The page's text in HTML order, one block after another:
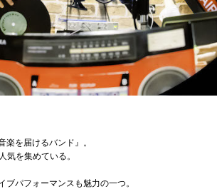
を届けるバンド』。
気を集めている。
パフォーマンスも魅力の一つ。